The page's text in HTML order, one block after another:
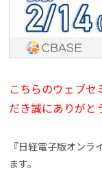
よくある質問
こちらのウェブ
だき誠にありがと
『日経電子版オン
ます。